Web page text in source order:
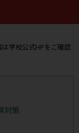
学校公式HPをご確認
対策